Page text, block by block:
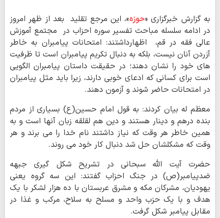
به گزارش خبرگزاری «حوزه»، این مرجع تقلید بعد از ظهر امروز
در ادامه سلسله مباحث تفسیر سوره احزاب در مجتمع آموزش
عالی فقه در قم، اظهارداشتند: امتحانات پیامبران به خاطر
آزردن آنان نیست، بلکه به دنبال تکریم پیامبران است تا ظرفیت
های خود را نشان دهند؛ در حقیقت داستان پیامبران الگویی
است برای کسانی که ادعای خوبی دارند، زیرا باید مثل پیامبران
در امتحانات حاضر شوند و آزمون دهند.
معظم له بیان کردند: به قول امام حسین(ع) بسیاری از مردم
بنده درهم و دینار هستند و دین هم لقلقه زبان آنها است و به
همین خاطر هر وقت که نیاز داشتند نام خدا را می برند و هر
وقت که مشکلشان حل شد دنبال کار خود می روند.
حضرت آیت الله سبحانی در تشریح شکل گیری جبهه
ضدپیامبر(ص) در جنگ احزاب گفتند: این سه گروه یعنی
یهودیان، مشرکان مکه و مشرق عربستان با ده هزار لشکر با یک
هدف و با یک حزب واحد و مسلح به سلاح، مرکب و غذا در
مقابل پیامبر شکل گرفت.